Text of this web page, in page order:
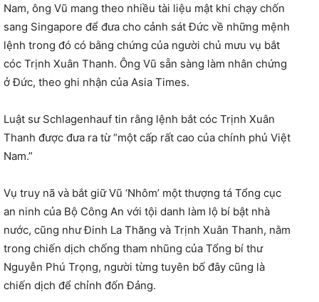
Nam, ông Vũ mang theo nhiều tài liệu mật khi chạy chốn
sang Singapore để đưa cho cảnh sát Đức về những mệnh
lệnh trong đó có bằng chứng của người chủ mưu vụ bắt
cóc Trịnh Xuân Thanh. Ông Vũ sẵn sàng làm nhân chứng
ở Đức, theo ghi nhận của Asia Times.
Luật sư Schlagenhauf tin rằng lệnh bắt cóc Trịnh Xuân
Thanh được đưa ra từ “một cấp rất cao của chính phủ Việt
Nam.”
Vụ truy nã và bắt giữ Vũ ‘Nhôm’ một thượng tá Tổng cục
an ninh của Bộ Công An với tội danh làm lộ bí bật nhà
nước, cũng như Đinh La Thăng và Trịnh Xuân Thanh, nằm
trong chiến dịch chống tham nhũng của Tổng bí thư
Nguyễn Phú Trọng, người từng tuyên bố đây cũng là
chiến dịch để chỉnh đốn Đảng.